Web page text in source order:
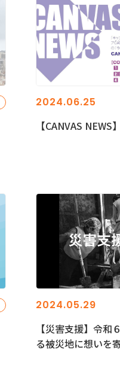
2024.06.25
【CANVAS
2024.05.29
【災害支援】令和
る被災地に想いを